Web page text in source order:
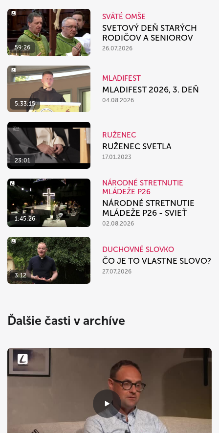
59:26
SVÄTÉ OMŠE
SVETOVÝ DEŇ STARÝCH
RODIČOV A SENIOROV
26.07.2026
5:33:15
MLADIFEST
MLADIFEST 2026, 3. DEŇ
04.08.2026
23:01
RUŽENEC
RUŽENEC SVETLA
17.01.2023
1:45:26
NÁRODNÉ STRETNUTIE
MLÁDEŽE P26
NÁRODNÉ STRETNUTIE
MLÁDEŽE P26 - SVIEŤ
02.08.2026
3:12
DUCHOVNÉ SLOVKO
ČO JE TO VLASTNE SLOVO?
27.07.2026
Ďalšie časti v archíve